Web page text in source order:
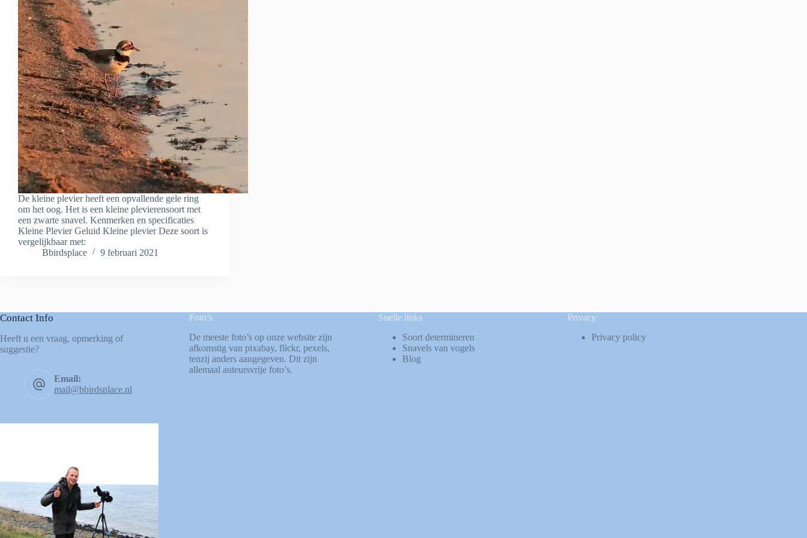
De kleine plevier heeft een opvallende gele ring
om het oog. Het is een kleine plevierensoort met
een zwarte snavel. Kenmerken en specificaties
Kleine Plevier Geluid Kleine plevier Deze soort is
vergelijkbaar met:
Bbirdsplace
9 februari 2021
Contact Info
Heeft u een vraag, opmerking of
suggestie?
Email:
mail@bbirdsplace.nl
Foto’s
De meeste foto’s op onze website zijn
afkomstig van pixabay, flickr, pexels,
tenzij anders aangegeven. Dit zijn
allemaal auteursvrije foto’s.
Snelle links
Soort determineren
Snavels van vogels
Blog
Privacy
Privacy policy